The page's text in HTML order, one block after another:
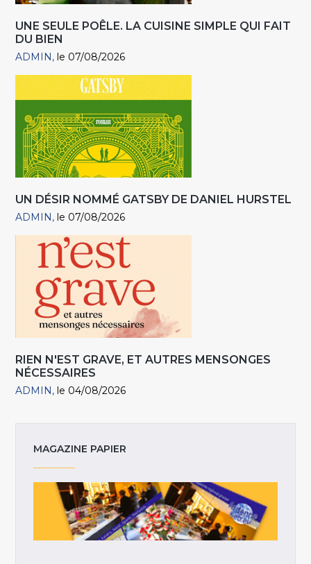
UNE SEULE POÊLE. LA CUISINE SIMPLE QUI FAIT
DU BIEN
ADMIN le 07/08/2026
UN DÉSIR NOMMÉ GATSBY DE DANIEL HURSTEL
ADMIN le 07/08/2026
RIEN N'EST GRAVE, ET AUTRES MENSONGES
NÉCESSAIRES
ADMIN le 04/08/2026
MAGAZINE PAPIER